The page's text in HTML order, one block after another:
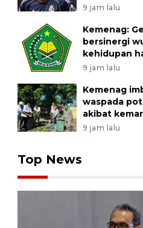
9 jam lalu
Kemenag:
bersinergi
kehidupan
9 jam lalu
Kemenag
waspada
akibat
9 jam lalu
Top News